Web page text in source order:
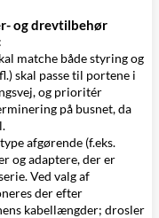
og drevtilbehør
matche både styring og
skal passe til portene i
og prioritér
på busnet, da
afgørende (f.eks.
og adaptere, der er
Ved valg af
der efter
kabellængder; drosler